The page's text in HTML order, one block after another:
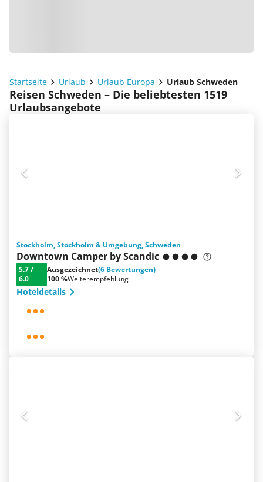
Startseite Urlaub Urlaub Europa Urlaub Schweden
Reisen Schweden – Die beliebtesten 1519
Urlaubsangebote
Stockholm, Stockholm & Umgebung, Schweden
Downtown Camper by Scandic
5.7/
6.0
Ausgezeichnet(6 Bewertungen)
100 %Weiterempfehlung
Hoteldetails